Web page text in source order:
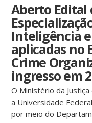
Aberto Edital
Inteligência
aplicadas no
Crime
ingresso em
O Ministério da Justiça
a Universidade
por meio do